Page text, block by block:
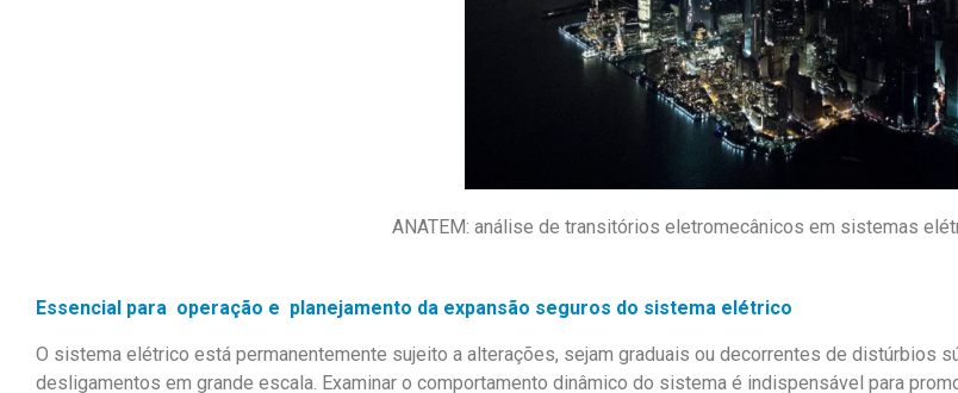
ANATEM: análise de transitórios eletromecânicos em sistemas
Essencial para operação e planejamento da expansão seguros do sistema elétrico
O sistema elétrico está permanentemente sujeito a alterações, sejam graduais ou decorrentes de distúrbios
desligamentos em grande escala. Examinar o comportamento dinâmico do sistema é indispensável para